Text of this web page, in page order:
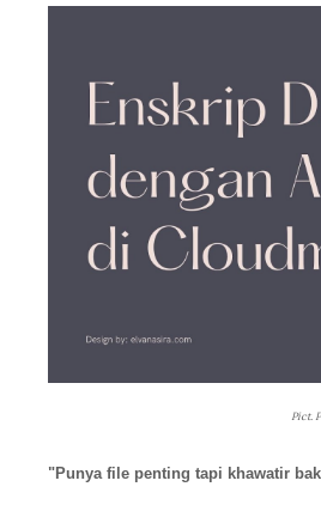
Pict.
"Punya file penting tapi khawatir